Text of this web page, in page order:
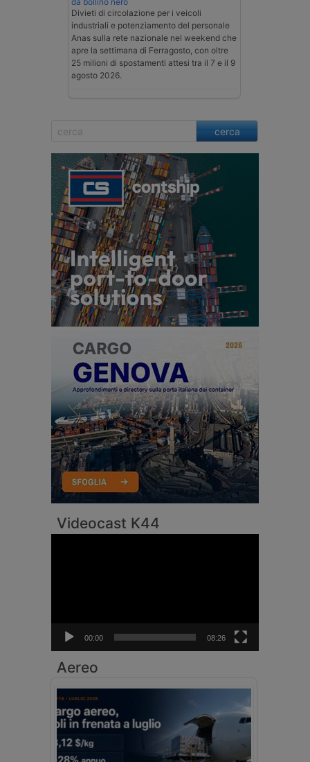
Divieti di circolazione per i veicoli
industriali e potenziamento del personale
Anas sulla rete nazionale nel weekend che
apre la settimana di Ferragosto, con oltre
25 milioni di spostamenti attesi tra il 7 e il 9
agosto 2026.
cerca
Videocast K44
00:00 08:26
Aereo